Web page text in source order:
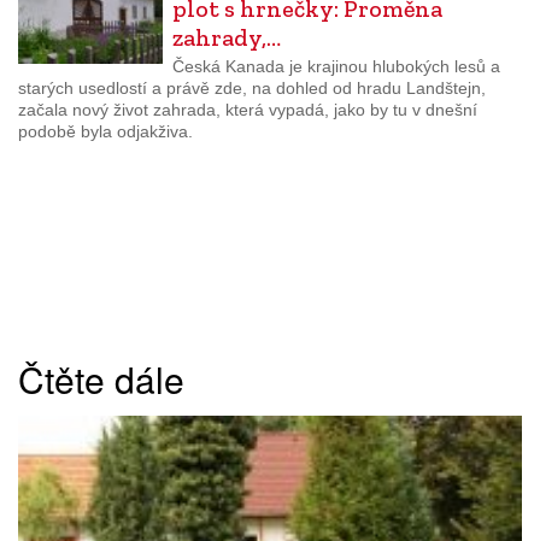
plot s hrnečky: Proměna
zahrady,…
Česká Kanada je krajinou hlubokých lesů a
starých usedlostí a právě zde, na dohled od hradu Landštejn,
začala nový život zahrada, která vypadá, jako by tu v dnešní
podobě byla odjakživa.
Čtěte dále